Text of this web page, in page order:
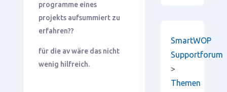
programme eines
projekts aufsummiert zu
erfahren??
für die av wäre das nicht
wenig hilfreich.
SmartWOP
Supportforum
>
Themen